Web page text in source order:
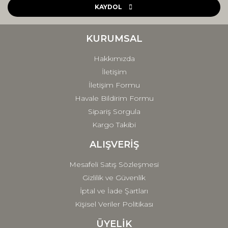
Ürün açıklamasında eksik bilgiler bulunuyor.
Ürün fiyatı diğer sitelerden daha pahalı.
Gönder
KAYDOL
KURUMSAL
Hakkımızda
İletişim
İletişim Formu
Havale Bildirim Formu
Sipariş Sorgula
Kargo Takibi
ALIŞVERİŞ
Mesafeli Satış Sözleşmesi
Gizlilik ve Güvenlik
İptal ve İade Şartları
Kişisel Veriler Politikası
ÜYELİK